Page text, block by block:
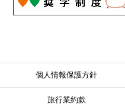
個人情報保護方針
旅行業約款